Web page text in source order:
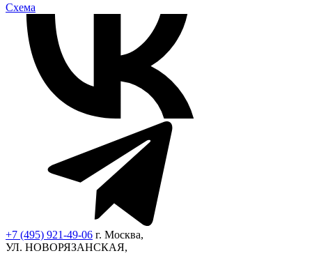
Cхема
+7 (495) 921-49-06 г. Москва,
УЛ. НОВОРЯЗАНСКАЯ,